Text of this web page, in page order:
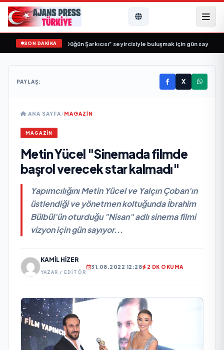
SON DAKİKA
İş Birliği: “Vişne”• “Düğün Şarkıcısı” seyircisiyle buluşmak için gün sayıyor
PAYLAŞ: X
ANA SAYFA/MAGAZİN
MAGAZİN
Metin Yücel "Sinemada filmde
başrol verecek star kalmadı"
Yapımcılığını Metin Yücel ve Yalçın Çoban'ın
üstlendiği ve yönetmen koltuğunda İbrahim
Bülbül'ün oturduğu "Nisan" adlı sinema filmi
vizyon için gün sayıyor...
KAMIL HIZER
YAZAR / EDITÖR
31.08.2022 12:28 2 DK OKUMA